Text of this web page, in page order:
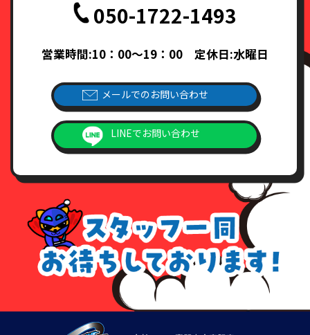
050-1722-1493
営業時間:10：00～19：00 定休日:水曜日
メールでのお問い合わせ
LINEでお問い合わせ